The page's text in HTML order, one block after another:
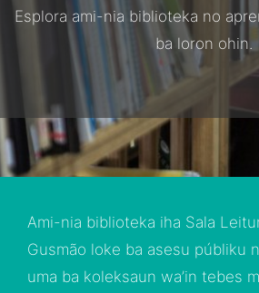
Esplora ami-nia biblioteka no
ba loron ohin.
Ami-nia biblioteka iha Sala
Gusmão loke ba asesu públiku
uma ba koleksaun wa’in tebes